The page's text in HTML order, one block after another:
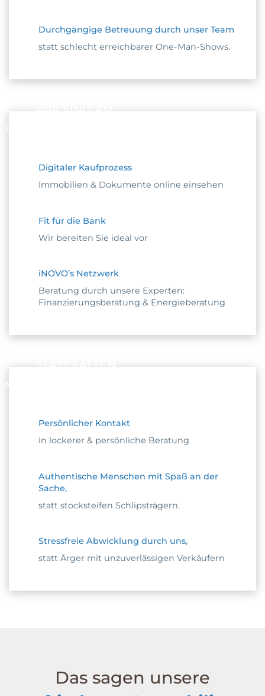
Durchgängige Betreuung durch unser Team
statt schlecht erreichbarer One-Man-Shows.
Digitaler Kaufprozess
Immobilien & Dokumente online einsehen
Fit für die Bank
Wir bereiten Sie ideal vor
iNOVO’s Netzwerk
Beratung durch unsere Experten:
Finanzierungsberatung & Energieberatung
MACHT’S MIT UNS SPASS
Persönlicher Kontakt
in lockerer & persönliche Beratung
Authentische Menschen mit Spaß an der
Sache,
statt stocksteifen Schlipsträgern.
Stressfreie Abwicklung durch uns,
statt Ärger mit unzuverlässigen Verkäufern
Das sagen unsere